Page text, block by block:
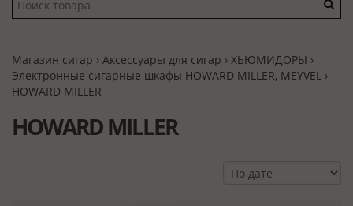
Магазин сигар › Аксессуары для сигар › ХЬЮМИДОРЫ ›
Электронные сигарные шкафы HOWARD MILLER, MEYVEL ›
HOWARD MILLER
HOWARD MILLER